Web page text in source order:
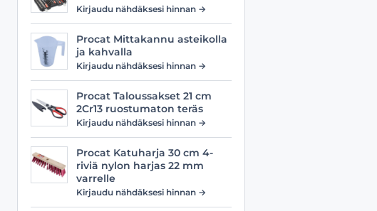
Vyöt
Kirjaudu nähdäksesi hinnan →
Procat Mittakannu asteikolla
ja kahvalla
Kirjaudu nähdäksesi hinnan →
Procat Taloussakset 21 cm
2Cr13 ruostumaton teräs
Kirjaudu nähdäksesi hinnan →
Procat Katuharja 30 cm 4-
riviä nylon harjas 22 mm
varrelle
Kirjaudu nähdäksesi hinnan →